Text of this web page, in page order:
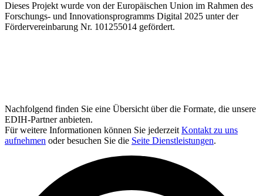
Dieses Projekt wurde von der Europäischen Union im Rahmen des
Forschungs- und Innovationsprogramms Digital 2025 unter der
Fördervereinbarung Nr. 101255014 gefördert.
Nachfolgend finden Sie eine Übersicht über die Formate, die unsere
EDIH-Partner anbieten.
Für weitere Informationen können Sie jederzeit Kontakt zu uns
aufnehmen oder besuchen Sie die Seite Dienstleistungen.